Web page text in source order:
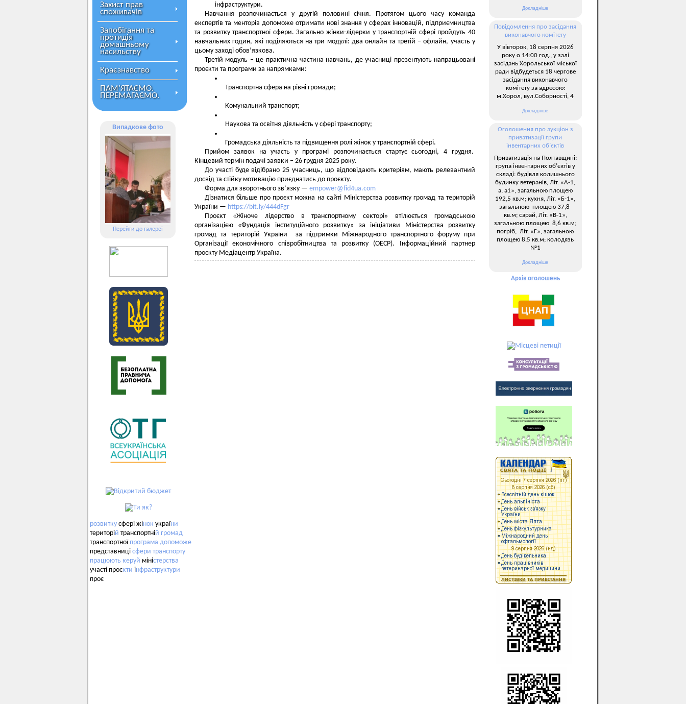
Захист прав
споживачів
Запобігання та
протидія
домашньому
насильству
Краєзнавство
ПАМ’ЯТАЄМО.
ПЕРЕМАГАЄМО.
Випадкове фото
Перейти до галереї
розвитку сфері жінок україни
територій транспортній громад
транспортної програма допоможе
представниці сфери транспорту
працюють керуй міністерства
участі проєкти інфраструктури
проє
інфраструктури.
Навчання розпочинається у другій половині січня. Протягом цього часу команда
експертів та менторів допоможе отримати нові знання у сферах інновацій, підприємництва
та розвитку транспортної сфери. Загально жінки-лідерки у транспортній сфері пройдуть 40
навчальних годин, які поділяються на три модулі: два онлайн та третій – офлайн, участь у
цьому заході обов’язкова.
Третій модуль – це практична частина навчань, де учасниці презентують напрацьовані
проєкти та програми за напрямками:
Транспортна сфера на рівні громади;
Комунальний транспорт;
Наукова та освітня діяльність у сфері транспорту;
Громадська діяльність та підвищення ролі жінок у транспортній сфері.
Прийом заявок на участь у програмі розпочинається стартує сьогодні, 4 грудня.
Кінцевий термін подачі заявки – 26 грудня 2025 року.
До участі буде відібрано 25 учасниць, що відповідають критеріям, мають релевантний
досвід та стійку мотивацію приєднатись до проєкту.
Форма для зворотнього зв’язку — empower@fid4ua.com
Дізнатися більше про проєкт можна на сайті Міністерства розвитку громад та територій
України — https://bit.ly/444dFgr
Проєкт «Жіноче лідерство в транспортному секторі» втілюється громадською
організацією «Фундація інституційного розвитку» за ініціативи Міністерства розвитку
громад та територій України за підтримки Міжнародного транспортного форуму при
Організації економічного співробітництва та розвитку (ОЕСР). Інформаційний партнер
проєкту Медіацентр Україна.
Докладніше
Повідомлення про засідання
виконавчого комітету
У вівторок, 18 серпня 2026
року о 14:00 год., у залі
засідань Хорольської міської
ради відбудеться 18 чергове
засідання виконавчого
комітету за адресою:
м.Хорол, вул.Соборності, 4
Докладніше
Оголошення про аукціон з
приватизації групи
інвентарних об’єктів
Приватизація на Полтавщині:
група інвентарних об’єктів у
складі: будівля колишнього
будинку ветеранів, Літ. «А-1,
а, а1», загальною площею
192,5 кв.м; кухня, Літ. «Б-1»,
загальною площею 37,8
кв.м; сарай, Літ. «В-1»,
загальною площею 8,6 кв.м;
погріб, Літ. «Г», загальною
площею 8,5 кв.м; колодязь
№1
Докладніше
Архів оголошень